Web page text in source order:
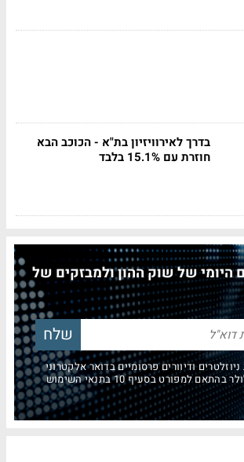
בדרך לאירוויזיון בת"א - הכוכב הבא
חוזרת עם 15.1% בלבד
היומי של שוק ההון ולמבזקים של
ודיוורים פרסומיים בדואר אלקטרוני
למפורט בסעיף 10 בתנאי השימוש